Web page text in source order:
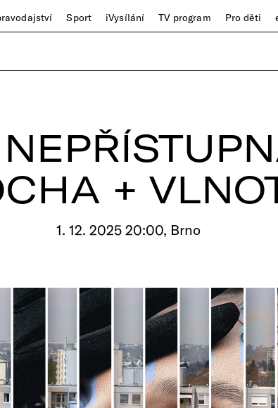
Sport iVysílání TV program Pro děti
+
1. 12. 2025 20:00, Brno